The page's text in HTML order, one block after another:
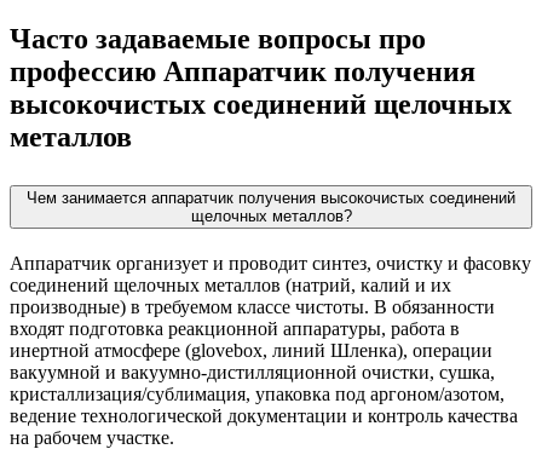
Часто задаваемые вопросы про
профессию Аппаратчик получения
высокочистых соединений щелочных
металлов
Чем занимается аппаратчик получения высокочистых соединений
щелочных металлов?
Аппаратчик организует и проводит синтез, очистку и фасовку
соединений щелочных металлов (натрий, калий и их
производные) в требуемом классе чистоты. В обязанности
входят подготовка реакционной аппаратуры, работа в
инертной атмосфере (glovebox, линий Шленка), операции
вакуумной и вакуумно-дистилляционной очистки, сушка,
кристаллизация/сублимация, упаковка под аргоном/азотом,
ведение технологической документации и контроль качества
на рабочем участке.